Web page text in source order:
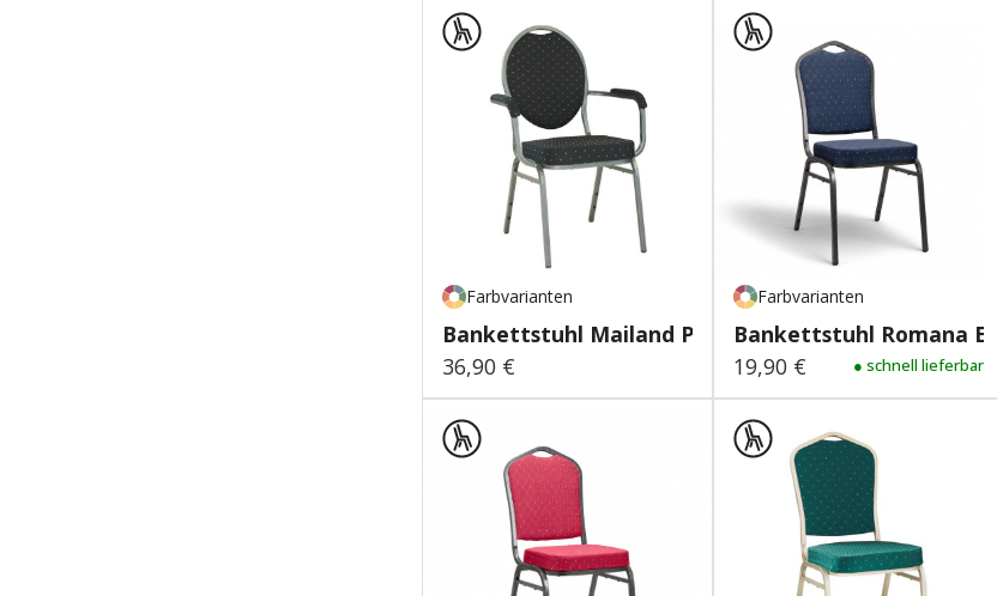
Farbvarianten
Bankettstuhl Mailand Premiu...
Regulärer Preis:
36,90 €
Farbvarianten
Bankettstuhl Romana Eco
Regulärer Preis:
19,90 € ● schnell lieferbar